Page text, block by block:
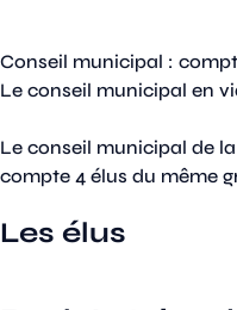
Conseil municipal :
Le conseil municipal en
Le conseil municipal de
compte 4 élus du même
Les élus